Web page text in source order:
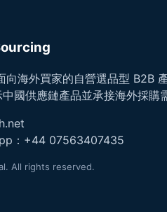
向海外買家的自營選品型 B2B
國供應鏈產品並承接海外採購
： +44 07563407435
All rights reserved.